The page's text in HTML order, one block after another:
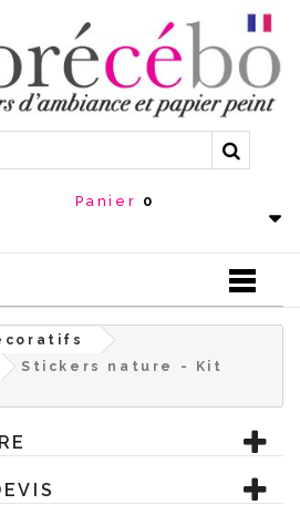
Panier 0
Stickers nature - Kit